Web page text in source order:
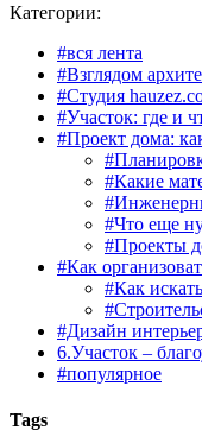
Категории:
#вся лента
#Взглядом
#Студия
#Участок: где и
#Проект дома:
#Какие
#Что еще
#Проекты
#Как
#Как
#Дизайн
6.Участок –
#популярное
Tags